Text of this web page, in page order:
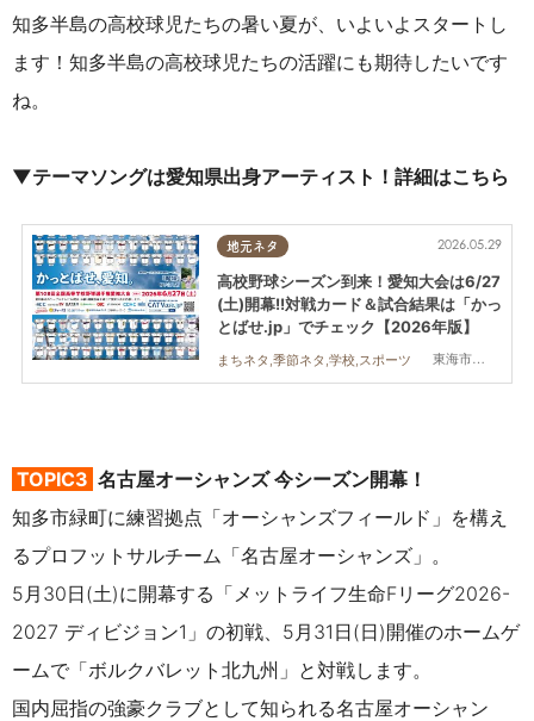
知多半島の高校球児たちの暑い夏が、いよいよスタートし
ます！知多半島の高校球児たちの活躍にも期待したいです
ね。
▼テーマソングは愛知県出身アーティスト！ 詳細はこちら
地元ネタ
東海市,大府市,知多市,東浦町,阿久比町,半田市,常滑市,武豊町,美浜町,南知多町
2026.05.29
高校野球シーズン到来！愛知大会は6/27
(土)開幕!!対戦カード＆試合結果は「かっ
とばせ.jp」でチェック【2026年版】
まちネタ,季節ネタ,学校,スポーツ
TOPIC3 名古屋オーシャンズ 今シーズン開幕！
知多市緑町に練習拠点「オーシャンズフィールド」を構え
るプロフットサルチーム「名古屋オーシャンズ」。
5月30日(土)に開幕する「メットライフ生命Fリーグ2026-
2027 ディビジョン1」の初戦、5月31日(日)開催のホームゲ
ームで「ボルクバレット北九州」と対戦します。
国内屈指の強豪クラブとして知られる名古屋オーシャン